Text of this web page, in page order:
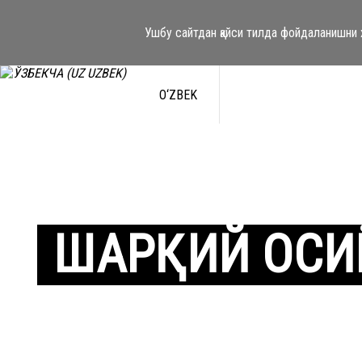
Ушбу сайтдан қайси тилда фойдаланишни
O‘ZBEK
ШАРҚИЙ